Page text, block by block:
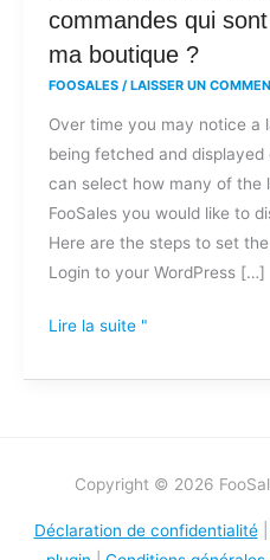
commandes qui
ma boutique ?
FOOSALES / LAISSER UN
Over time you may notice a
being fetched and displayed
can select how many of the
FooSales you would like to
Here are the steps to set
Login to your WordPress […]
puis-
nombre
de
commandes
qui
sont
récupérées
ma
Lire la suite "
Copyright © 2026
Déclaration de confidentialité|